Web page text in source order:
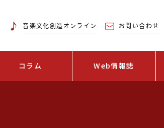
音楽文化創造オンライン お問い合わせ
コラム Web情報誌